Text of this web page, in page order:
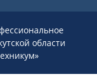
области